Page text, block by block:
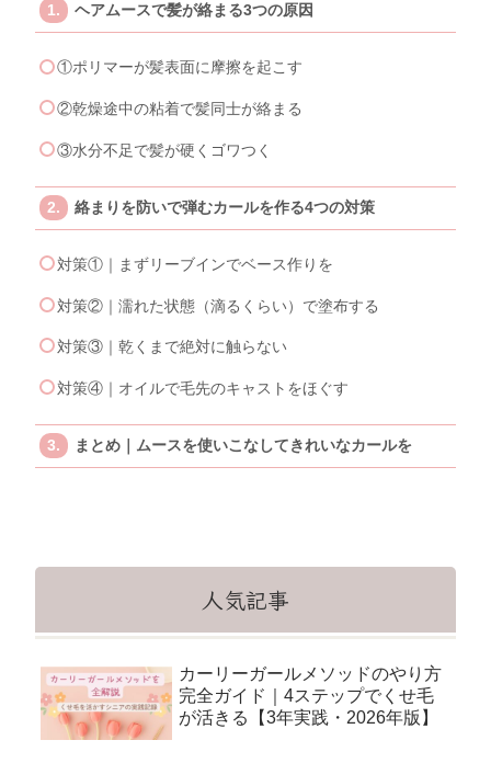
ヘアムースで髪が絡まる3つの原因
①ポリマーが髪表面に摩擦を起こす
②乾燥途中の粘着で髪同士が絡まる
③水分不足で髪が硬くゴワつく
絡まりを防いで弾むカールを作る4つの対策
対策①｜まずリーブインでベース作りを
対策②｜濡れた状態（滴るくらい）で塗布する
対策③｜乾くまで絶対に触らない
対策④｜オイルで毛先のキャストをほぐす
まとめ｜ムースを使いこなしてきれいなカールを
人気記事
カーリーガールメソッドのやり方
完全ガイド｜4ステップでくせ毛
が活きる【3年実践・2026年版】